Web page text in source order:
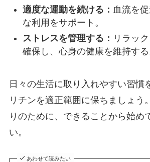
適度な運動を続ける： 血流を
な利用をサポート。
ストレスを管理する： リラッ
確保し、心身の健康を維持する
日々の生活に取り入れやすい習慣
リチンを適正範囲に保ちましょう
りのために、できることから始め
い。
あわせて読みたい